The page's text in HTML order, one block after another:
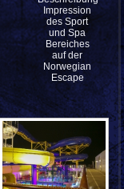
Impression
des Sport
und Spa
Bereiches
auf der
Norwegian
Escape